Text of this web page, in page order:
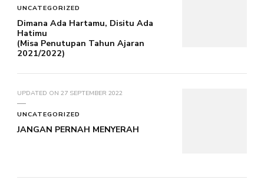
UNCATEGORIZED
Dimana Ada Hartamu, Disitu Ada
Hatimu
(Misa Penutupan Tahun Ajaran
2021/2022)
UPDATED ON 27 SEPTEMBER 2022
UNCATEGORIZED
JANGAN PERNAH MENYERAH